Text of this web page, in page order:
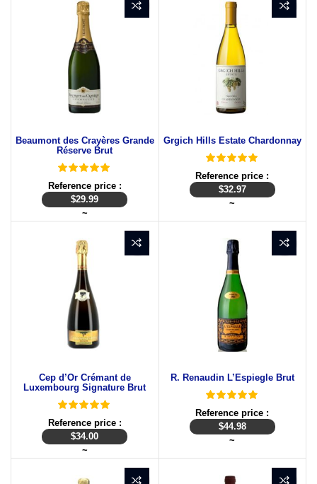
Beaumont des Crayères Grande
Réserve Brut
Reference price :
$29.99
~
Grgich Hills Estate Chardonnay
Reference price :
$32.97
~
Cep d’Or Crémant de
Luxembourg Signature Brut
Reference price :
$34.00
~
R. Renaudin L’Espiegle Brut
Reference price :
$44.98
~